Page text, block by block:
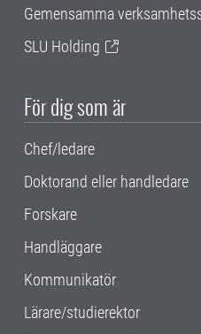
Gemensamma
SLU Holding
För dig som är
Chef/ledare
Doktorand eller handledare
Forskare
Handläggare
Kommunikatör
Lärare/studierektor